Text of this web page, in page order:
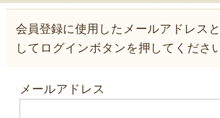
会員登録に使用したメールアドレス
してログインボタンを押してくださ
メールアドレス